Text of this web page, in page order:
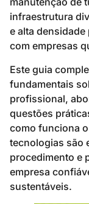
infraestrutura
e alta
com empresas
Este guia
fundamentais
profissional,
questões
como funciona
tecnologias são
procedimento e
empresa
sustentáveis.